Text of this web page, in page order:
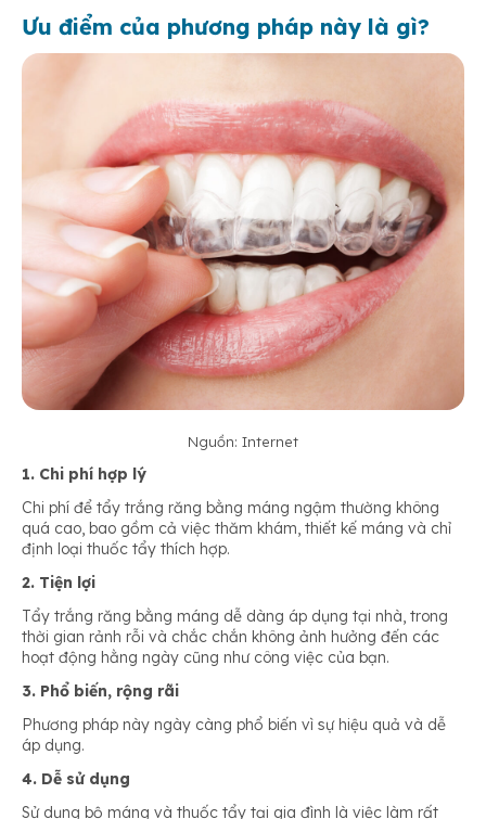
Ưu điểm của phương pháp này là gì?
Nguồn: Internet
1. Chi phí hợp lý
Chi phí để tẩy trắng răng bằng máng ngậm thường không
quá cao, bao gồm cả việc thăm khám, thiết kế máng và chỉ
định loại thuốc tẩy thích hợp.
2. Tiện lợi
Tẩy trắng răng bằng máng dễ dàng áp dụng tại nhà, trong
thời gian rảnh rỗi và chắc chắn không ảnh hưởng đến các
hoạt động hằng ngày cũng như công việc của bạn.
3. Phổ biến, rộng rãi
Phương pháp này ngày càng phổ biến vì sự hiệu quả và dễ
áp dụng.
4. Dễ sử dụng
Sử dụng bộ máng và thuốc tẩy tại gia đình là việc làm rất